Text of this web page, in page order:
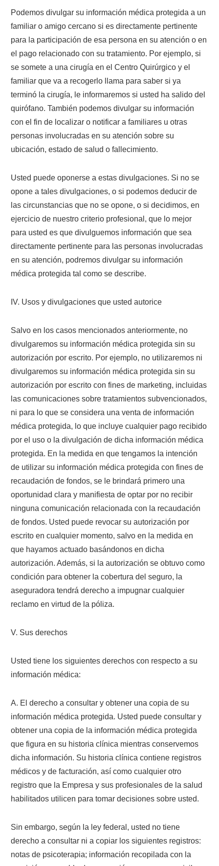
Podemos divulgar su información médica protegida a un
familiar o amigo cercano si es directamente pertinente
para la participación de esa persona en su atención o en
el pago relacionado con su tratamiento. Por ejemplo, si
se somete a una cirugía en el Centro Quirúrgico y el
familiar que va a recogerlo llama para saber si ya
terminó la cirugía, le informaremos si usted ha salido del
quirófano. También podemos divulgar su información
con el fin de localizar o notificar a familiares u otras
personas involucradas en su atención sobre su
ubicación, estado de salud o fallecimiento.
Usted puede oponerse a estas divulgaciones. Si no se
opone a tales divulgaciones, o si podemos deducir de
las circunstancias que no se opone, o si decidimos, en
ejercicio de nuestro criterio profesional, que lo mejor
para usted es que divulguemos información que sea
directamente pertinente para las personas involucradas
en su atención, podremos divulgar su información
médica protegida tal como se describe.
IV. Usos y divulgaciones que usted autorice
Salvo en los casos mencionados anteriormente, no
divulgaremos su información médica protegida sin su
autorización por escrito. Por ejemplo, no utilizaremos ni
divulgaremos su información médica protegida sin su
autorización por escrito con fines de marketing, incluidas
las comunicaciones sobre tratamientos subvencionados,
ni para lo que se considera una venta de información
médica protegida, lo que incluye cualquier pago recibido
por el uso o la divulgación de dicha información médica
protegida. En la medida en que tengamos la intención
de utilizar su información médica protegida con fines de
recaudación de fondos, se le brindará primero una
oportunidad clara y manifiesta de optar por no recibir
ninguna comunicación relacionada con la recaudación
de fondos. Usted puede revocar su autorización por
escrito en cualquier momento, salvo en la medida en
que hayamos actuado basándonos en dicha
autorización. Además, si la autorización se obtuvo como
condición para obtener la cobertura del seguro, la
aseguradora tendrá derecho a impugnar cualquier
reclamo en virtud de la póliza.
V. Sus derechos
Usted tiene los siguientes derechos con respecto a su
información médica:
A. El derecho a consultar y obtener una copia de su
información médica protegida. Usted puede consultar y
obtener una copia de la información médica protegida
que figura en su historia clínica mientras conservemos
dicha información. Su historia clínica contiene registros
médicos y de facturación, así como cualquier otro
registro que la Empresa y sus profesionales de la salud
habilitados utilicen para tomar decisiones sobre usted.
Sin embargo, según la ley federal, usted no tiene
derecho a consultar ni a copiar los siguientes registros:
notas de psicoterapia; información recopilada con la